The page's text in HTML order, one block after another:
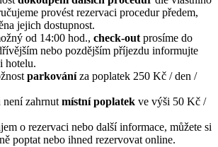
provést rezervaci procedur předem,
jejich dostupnost.
od 14:00 hod., check-out prosíme do
nebo pozdějším příjezdu informujte
hotelu.
parkováníza poplatek 250 Kč / den /
zahrnut místní poplatek ve výši 50 Kč /
o rezervaci nebo další informace, můžete si
poptat nebo ihned rezervovat online.